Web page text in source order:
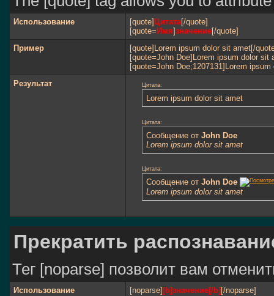
Использование [quote] Цитата[/quote]
[quote= Имя]значение[/quote]
Пример
[quote]Lorem ipsum dolor sit amet[/
[quote=John Doe]Lorem ipsum dolor sit
[quote=John Doe;1207131]Lorem
Результат
Цитата:
Lorem ipsum dolor sit amet
Цитата:
Сообщение от John Doe
Lorem ipsum dolor sit amet
Цитата:
Сообщение от John Doe
Lorem ipsum dolor sit amet
Прекратить
Тег [noparse] позволит вам
Использование [noparse] [b]значение[/b] [/noparse]